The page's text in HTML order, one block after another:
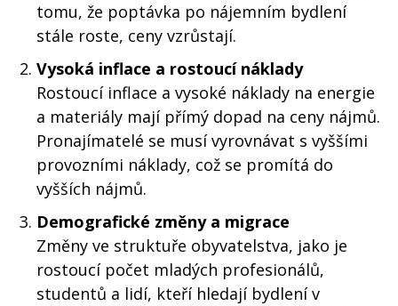
tomu, že poptávka po nájemním bydlení
stále roste, ceny vzrůstají.
Vysoká inflace a rostoucí náklady
Rostoucí inflace a vysoké náklady na energie
a materiály mají přímý dopad na ceny nájmů.
Pronajímatelé se musí vyrovnávat s vyššími
provozními náklady, což se promítá do
vyšších nájmů.
Demografické změny a migrace
Změny ve struktuře obyvatelstva, jako je
rostoucí počet mladých profesionálů,
studentů a lidí, kteří hledají bydlení v